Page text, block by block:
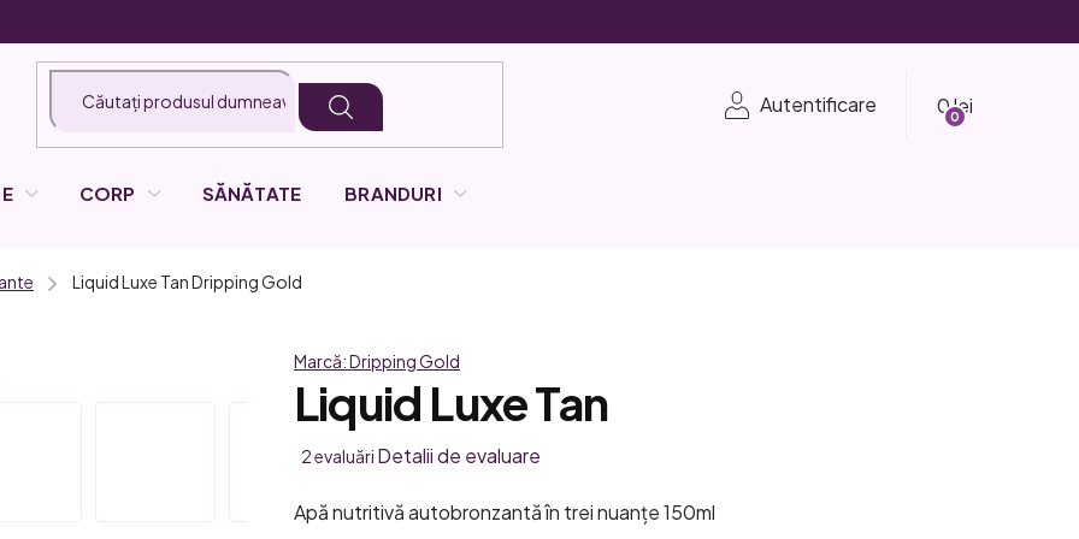
Autentificare
Coş
de
CORP SĂNĂTATE BRANDURI
Liquid Luxe TanDripping Gold
Marcă:Dripping Gold
Liquid Luxe Tan
Evaluarea
a
2 evaluări Detalii de evaluare
Apă nutritivă autobronzantă în trei nuanțe 150ml